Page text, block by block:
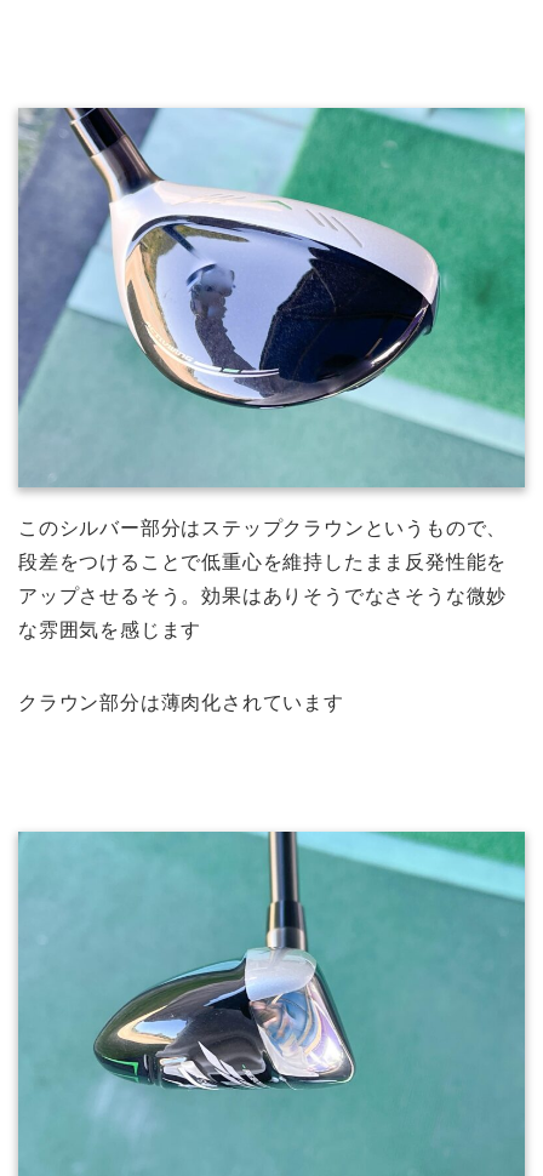
このシルバー部分はステップクラウンというもので、
段差をつけることで低重心を維持したまま反発性能を
アップさせるそう。効果はありそうでなさそうな微妙
な雰囲気を感じます
クラウン部分は薄肉化されています